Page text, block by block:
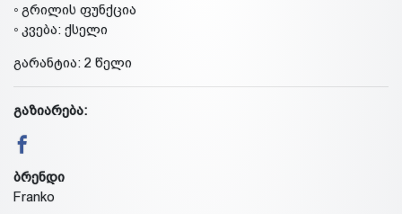
◦ გრილის ფუნქცია
◦ კვება: ქსელი
გარანტია: 2 წელი
გაზიარება:
ბრენდი
Franko